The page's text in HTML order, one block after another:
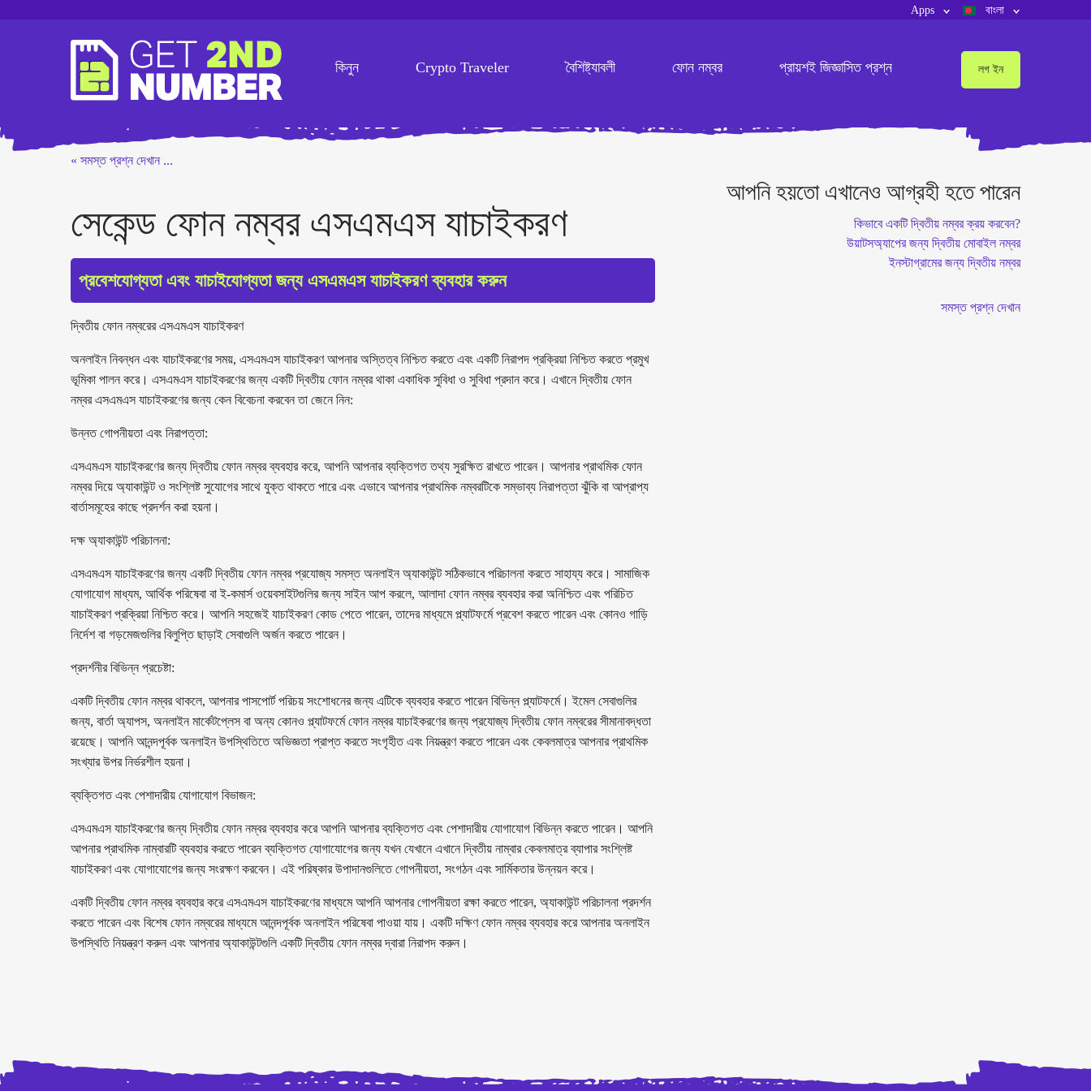
বাংলা
Apps
কিনুন Crypto Traveler বৈশিষ্ট্যাবলী ফোন নম্বর প্রায়শই জিজ্ঞাসিত প্রশ্ন লগ ইন
« সমস্ত প্রশ্ন দেখান ...
সেকেন্ড ফোন নম্বর এসএমএস যাচাইকরণ
প্রবেশযোগ্যতা এবং যাচাইযোগ্যতা জন্য এসএমএস যাচাইকরণ ব্যবহার করুন
দ্বিতীয় ফোন নম্বরের এসএমএস যাচাইকরণ
অনলাইন নিবন্ধন এবং যাচাইকরণের সময়, এসএমএস যাচাইকরণ আপনার অস্তিত্ব নিশ্চিত করতে এবং একটি নিরাপদ প্রক্রিয়া নিশ্চিত করতে প্রমুখ
ভূমিকা পালন করে। এসএমএস যাচাইকরণের জন্য একটি দ্বিতীয় ফোন নম্বর থাকা একাধিক সুবিধা ও সুবিধা প্রদান করে। এখানে দ্বিতীয় ফোন
নম্বর এসএমএস যাচাইকরণের জন্য কেন বিবেচনা করবেন তা জেনে নিন:
উন্নত গোপনীয়তা এবং নিরাপত্তা:
এসএমএস যাচাইকরণের জন্য দ্বিতীয় ফোন নম্বর ব্যবহার করে, আপনি আপনার ব্যক্তিগত তথ্য সুরক্ষিত রাখতে পারেন। আপনার প্রাথমিক ফোন
নম্বর দিয়ে অ্যাকাউন্ট ও সংশ্লিষ্ট সুযোগের সাথে যুক্ত থাকতে পারে এবং এভাবে আপনার প্রাথমিক নম্বরটিকে সম্ভাব্য নিরাপত্তা ঝুঁকি বা আপ্রাপ্য
বার্তাসমূহের কাছে প্রদর্শন করা হয়না।
দক্ষ অ্যাকাউন্ট পরিচালনা:
এসএমএস যাচাইকরণের জন্য একটি দ্বিতীয় ফোন নম্বর প্রযোজ্য সমস্ত অনলাইন অ্যাকাউন্ট সঠিকভাবে পরিচালনা করতে সাহায্য করে। সামাজিক
যোগাযোগ মাধ্যম, আর্থিক পরিষেবা বা ই-কমার্স ওয়েবসাইটগুলির জন্য সাইন আপ করলে, আলাদা ফোন নম্বর ব্যবহার করা অনিশ্চিত এবং পরিচিত
যাচাইকরণ প্রক্রিয়া নিশ্চিত করে। আপনি সহজেই যাচাইকরণ কোড পেতে পারেন, তাদের মাধ্যমে প্ল্যাটফর্মে প্রবেশ করতে পারেন এবং কোনও গাড়ি
নির্দেশ বা গড়মেজগুলির বিলুপ্তি ছাড়াই সেবাগুলি অর্জন করতে পারেন।
প্রদর্শনীর বিভিন্ন প্রচেষ্টা:
একটি দ্বিতীয় ফোন নম্বর থাকলে, আপনার পাসপোর্ট পরিচয় সংশোধনের জন্য এটিকে ব্যবহার করতে পারেন বিভিন্ন প্ল্যাটফর্মে। ইমেল সেবাগুলির
জন্য, বার্তা অ্যাপস, অনলাইন মার্কেটপ্লেস বা অন্য কোনও প্ল্যাটফর্মে ফোন নম্বর যাচাইকরণের জন্য প্রযোজ্য দ্বিতীয় ফোন নম্বরের সীমানাবদ্ধতা
রয়েছে। আপনি আনন্দপূর্বক অনলাইন উপস্থিতিতে অভিজ্ঞতা প্রাপ্ত করতে সংগৃহীত এবং নিয়ন্ত্রণ করতে পারেন এবং কেবলমাত্র আপনার প্রাথমিক
সংখ্যার উপর নির্ভরশীল হয়না।
ব্যক্তিগত এবং পেশাদারীয় যোগাযোগ বিভাজন:
এসএমএস যাচাইকরণের জন্য দ্বিতীয় ফোন নম্বর ব্যবহার করে আপনি আপনার ব্যক্তিগত এবং পেশাদারীয় যোগাযোগ বিভিন্ন করতে পারেন। আপনি
আপনার প্রাথমিক নাম্বারটি ব্যবহার করতে পারেন ব্যক্তিগত যোগাযোগের জন্য যখন যেখানে এখানে দ্বিতীয় নাম্বার কেবলমাত্র ব্যাপার সংশ্লিষ্ট
যাচাইকরণ এবং যোগাযোগের জন্য সংরক্ষণ করবেন। এই পরিষ্কার উপাদানগুলিতে গোপনীয়তা, সংগঠন এবং সার্মিকতার উন্নয়ন করে।
একটি দ্বিতীয় ফোন নম্বর ব্যবহার করে এসএমএস যাচাইকরণের মাধ্যমে আপনি আপনার গোপনীয়তা রক্ষা করতে পারেন, অ্যাকাউন্ট পরিচালনা প্রদর্শন
করতে পারেন এবং বিশেষ ফোন নম্বরের মাধ্যমে আনন্দপূর্বক অনলাইন পরিষেবা পাওয়া যায়। একটি দক্ষিণ ফোন নম্বর ব্যবহার করে আপনার অনলাইন
উপস্থিতি নিয়ন্ত্রণ করুন এবং আপনার অ্যাকাউন্টগুলি একটি দ্বিতীয় ফোন নম্বর দ্বারা নিরাপদ করুন।
আপনি হয়তো এখানেও আগ্রহী হতে পারেন
কিভাবে একটি দ্বিতীয় নম্বর ক্রয় করবেন?
উয়াটসঅ্যাপের জন্য দ্বিতীয় মোবাইল নম্বর
ইনস্টাগ্রামের জন্য দ্বিতীয় নম্বর
সমস্ত প্রশ্ন দেখান